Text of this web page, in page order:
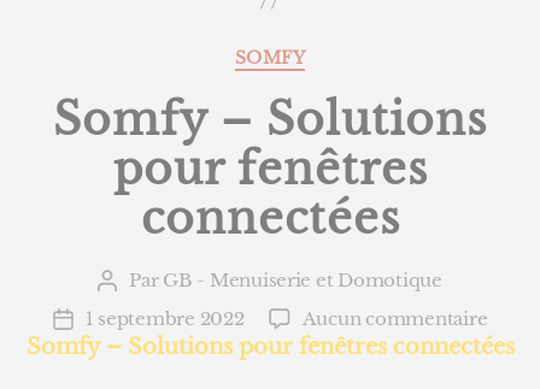
Catégories
SOMFY
Somfy – Solutions
pour fenêtres
connectées
Auteur
l’article
Par GB - Menuiserie et Domotique
Date
de
1 septembre 2022 Aucun commentairesur
Somfy – Solutions pour fenêtres connectées